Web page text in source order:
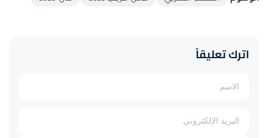
اترك تعليقاً